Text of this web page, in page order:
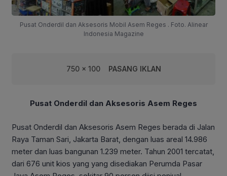
Pusat Onderdil dan Aksesoris Mobil Asem Reges . Foto. Alinear
Indonesia Magazine
750 x 100 PASANG IKLAN
Pusat Onderdil dan Aksesoris Asem Reges
Pusat Onderdil dan Aksesoris Asem Reges berada di Jalan
Raya Taman Sari, Jakarta Barat, dengan luas areal 14.986
meter dan luas bangunan 1.239 meter. Tahun 2001 tercatat,
dari 676 unit kios yang yang disediakan Perumda Pasar